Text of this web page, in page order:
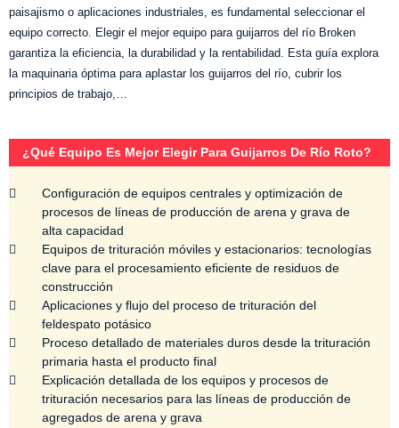
paisajismo o aplicaciones industriales, es fundamental seleccionar el
equipo correcto. Elegir el mejor equipo para guijarros del río Broken
garantiza la eficiencia, la durabilidad y la rentabilidad. Esta guía explora
la maquinaria óptima para aplastar los guijarros del río, cubrir los
principios de trabajo,…
¿Qué Equipo Es Mejor Elegir Para Guijarros De Río Roto?
Configuración de equipos centrales y optimización de
procesos de líneas de producción de arena y grava de
alta capacidad
Equipos de trituración móviles y estacionarios: tecnologías
clave para el procesamiento eficiente de residuos de
construcción
Aplicaciones y flujo del proceso de trituración del
feldespato potásico
Proceso detallado de materiales duros desde la trituración
primaria hasta el producto final
Explicación detallada de los equipos y procesos de
trituración necesarios para las líneas de producción de
agregados de arena y grava